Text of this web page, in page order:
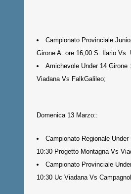
Campionato Provinciale
Girone A: ore 16;00 S. Ilario Vs
Amichevole Under 14 Girone
Viadana Vs FalkGalileo;
Domenica 13 Marzo::
Campionato Regionale
10:30 Progetto Montagna Vs
Campionato Provinciale
10:30 Uc Viadana Vs